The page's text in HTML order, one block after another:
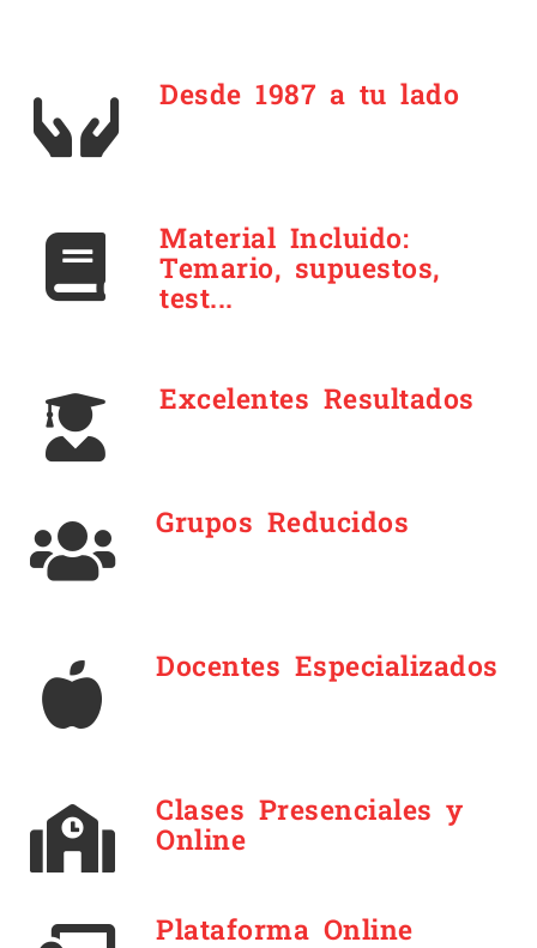
Desde 1987 a tu lado
Material Incluido:
Temario, supuestos,
test...
Excelentes Resultados
Grupos Reducidos
Docentes Especializados
Clases Presenciales y
Online
Plataforma Online